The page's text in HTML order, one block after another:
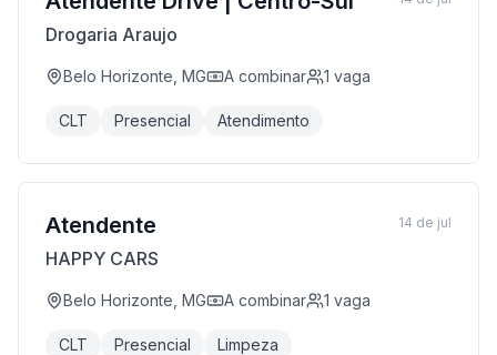
Drogaria Araujo
Belo Horizonte, MG A combinar 1 vaga
CLT Presencial Atendimento
Atendente
HAPPY CARS
Belo Horizonte, MG A combinar 1 vaga
CLT Presencial Limpeza
14 de jul